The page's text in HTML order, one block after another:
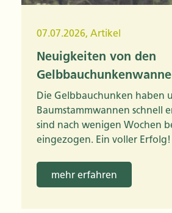
07.07.2026, Artikel
Neuigkeiten von den
Die Gelbbauchunken haben
Baumstammwannen schnell
sind nach wenigen Wochen
eingezogen. Ein voller Erfolg!
mehr erfahren